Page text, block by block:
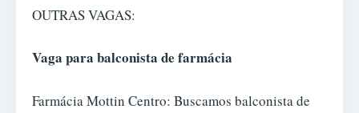
OUTRAS VAGAS:
Vaga para balconista de farmácia
Farmácia Mottin Centro: Buscamos balconista de